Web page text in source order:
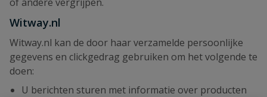
Witway.nl
Witway.nl kan de door haar verzamelde persoonlijke
gegevens en clickgedrag gebruiken om het volgende te
doen:
U berichten sturen met informatie over producten